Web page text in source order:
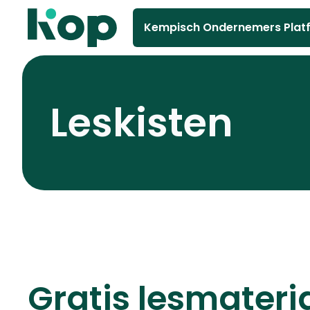
Kempisch Ondernemers
Leskisten
Gratis